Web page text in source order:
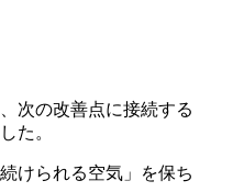
次の改善点に接続する
た。
けられる空気」を保ち